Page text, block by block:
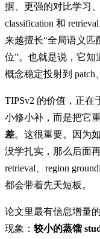
据、更强的对比学习
classification 和
来越擅长“全局语义匹
位”。也就是说，它
概念稳定投射到 patch
TIPSv2 的价值，正在
小修小补，而是把它
差。这很重要。因为
没学扎实，那么后面再
retrieval、region
都会带着先天短板。
论文里最有信息增量
现象： 较小的蒸馏